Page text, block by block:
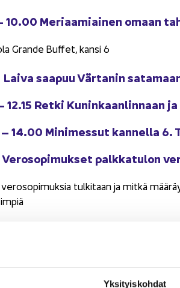
Yk­si­tyis­koh­dat
10.00 Me­ri­aa­miai­nen omaan
Gran­de Buf­fet, kansi 6
Laiva saa­puu Vär­ta­nin
12.15 Retki
14.00 Mi­ni­mes­sut kan­nel­la 6.
Ve­ro­so­pi­muk­set palk­ka­tu­lon
ve­ro­so­pi­muk­sia tul­ki­taan ja mitkä
esi­merk­ke­jä ve­ro­so­pi­mus­ten
ja ra­por­toin­tiin